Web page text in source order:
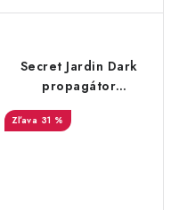
Secret Jardin Dark
propagátor
(120x60x190 cm) rev.
4.0
31 %